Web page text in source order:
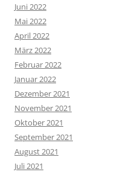
Juni 2022
Mai 2022
April 2022
März 2022
Februar 2022
Januar 2022
Dezember 2021
November 2021
Oktober 2021
September 2021
August 2021
Juli 2021